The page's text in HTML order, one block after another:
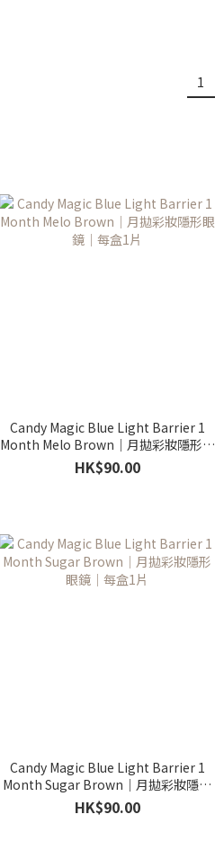
1
Candy Magic Blue Light Barrier 1
Month Melo Brown｜月拋彩妝隱形眼
鏡｜每盒1片
HK$90.00
Candy Magic Blue Light Barrier 1
Month Sugar Brown｜月拋彩妝隱形
眼鏡｜每盒1片
HK$90.00